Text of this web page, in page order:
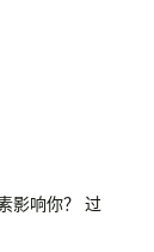
影响你？ 过